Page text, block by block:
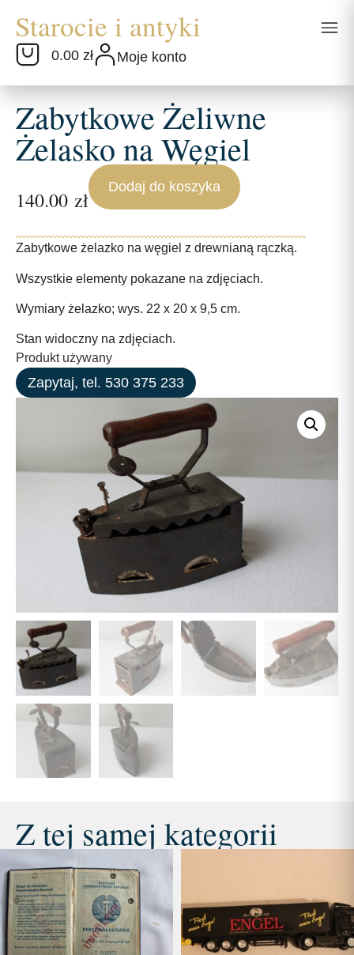
0.00 zł Moje konto
Zabytkowe Żeliwne
Żelasko na Węgiel
140.00 zł
Dodaj do koszyka
Zabytkowe żelazko na węgiel z drewnianą rączką.
Wszystkie elementy pokazane na zdjęciach.
Wymiary żelazko; wys. 22 x 20 x 9,5 cm.
Stan widoczny na zdjęciach.
Produkt używany
Zapytaj, tel. 530 375 233
Z tej samej kategorii